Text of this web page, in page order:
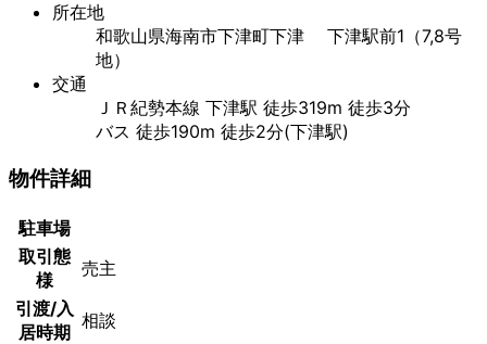
所在地
和歌山県海南市下津町下津 下津駅前1（7,8号
地）
交通
ＪＲ紀勢本線 下津駅 徒歩319m 徒歩3分
バス 徒歩190m 徒歩2分(下津駅)
物件詳細
駐車場
取引態
様
売主
引渡/入
居時期
相談